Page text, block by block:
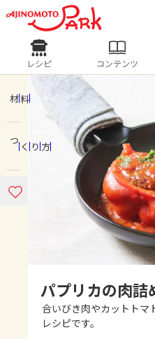
ログインすると
ログイン
ホーム
コンテンツ
よくあるお問い
レシピ
人気の食材・レシピ
きゅうり なす
ピーマン
みょうが
レシピ コンテンツ
材料
つくり方
パプリカの肉
合いびき肉やカットトマ
レシピです。